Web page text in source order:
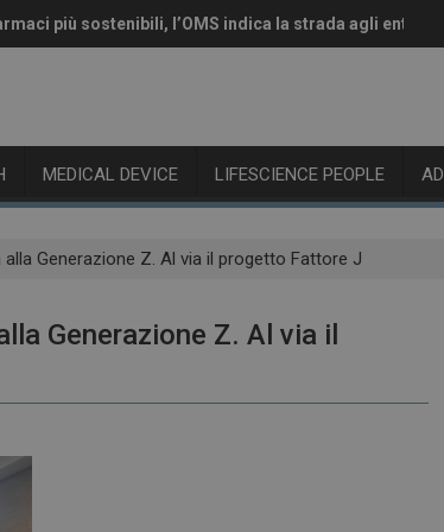
più sostenibili, l’OMS indica la strada agli enti
anti-Covid, il CHMP raccomanda l’aggiornamento
MEDICAL DEVICE LIFESCIENCE PEOPLE
Generazione Z. Al via il progetto Fattore J
Generazione Z. Al via il